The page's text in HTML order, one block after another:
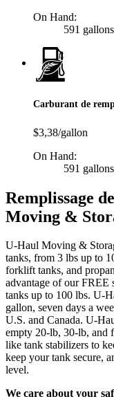
On Hand:
591 gallons
Carburant de
$3,38/gallon
On Hand:
591 gallons
Remplissage
Moving &
U-Haul Moving &
tanks, from 3 lbs up to
forklift tanks, and
advantage of our FREE
tanks up to 100 lbs. U-
gallon, seven days a
U.S. and Canada. U-
empty 20-lb, 30-lb, and
like tank stabilizers to
keep your tank secure,
level.
We care about your